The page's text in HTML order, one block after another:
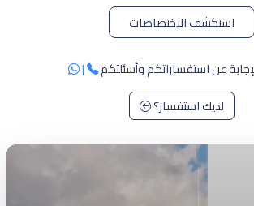
استكشف الاختصاصات
عن استفساراتكم وأسئلتكم
|
لديك استفسار؟